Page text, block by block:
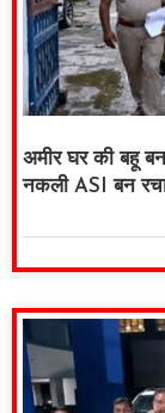
अमीर घर की बहू
नकली ASI बन